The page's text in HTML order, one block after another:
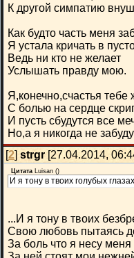
К другой симпатию
Как будто часть меня
Я устала кричать в
Ведь ни кто не желает
Услышать правду мою.
Я,конечно,счастья тебе
С болью на сердце
И пусть сбудутся все
Но,а я никогда не
[2] strgr [27.04.2014,
Цитата Luisan ()
И я тону в твоих голубых
...И я тону в твоих
Свою любовь пытаясь
За боль что я несу меня